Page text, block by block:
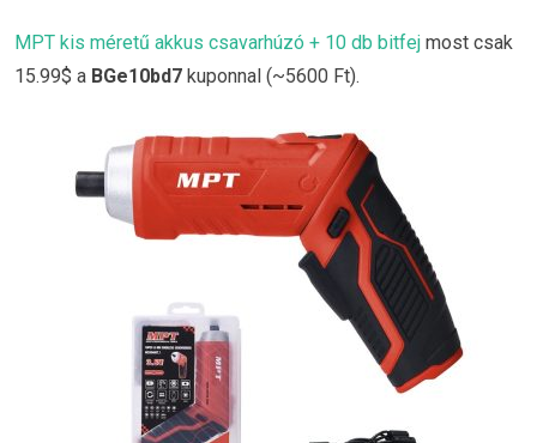
MPT kis méretű akkus csavarhúzó + 10 db bitfej most csak
15.99$ a BGe10bd7 kuponnal (~5600 Ft).